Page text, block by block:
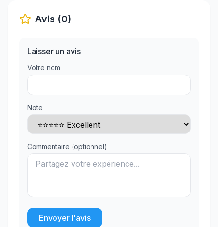
Avis (0)
Laisser un avis
Votre nom
Note
Commentaire (optionnel)
Envoyer l'avis